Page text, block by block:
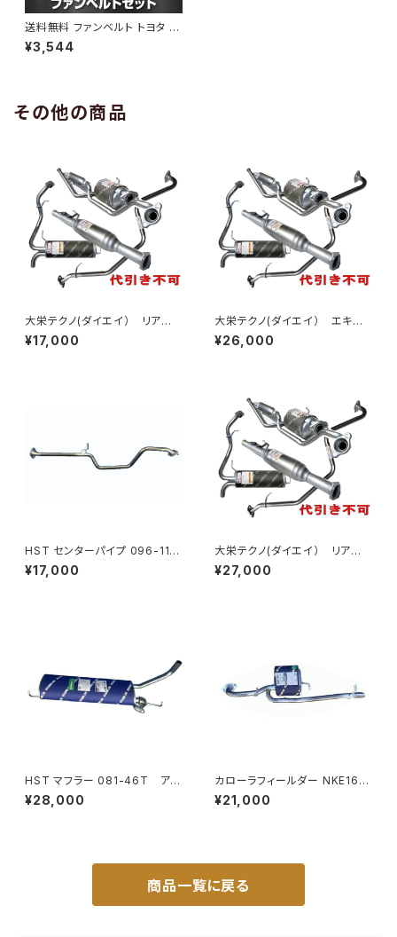
送料無料 ファンベルト トヨタ パ
ッソ 型式KGC30 H22.11～H2
6.04 （国内トップメーカー） 1本
¥3,544
その他の商品
大栄テクノ(ダイエイ） リア
マフラー MHD-7045SUS ライ
フ JB6 個人宅NG
¥17,000
大栄テクノ(ダイエイ） エキゾ
ーストパイプ MHD-7042EXP
ゼスト JE1 個人宅NG
¥26,000
HST センターパイプ 096-118
CP ジムニー JB64W スズキ パ
イプステンレス 車検対応 純正
¥17,000
大栄テクノ(ダイエイ） リア
マフラー MHD-7032SUS バモ
ス HM1/2 個人宅NG
¥27,000
HST マフラー 081-46T アク
ティバン HH6 ホンダ 本体オー
ルステンレス 車検対応 純正同
¥28,000
カローラフィールダー NKE165
G (2WD) オールステンレス マ
フラー 車検対応 純正同等品 H
¥21,000
商品一覧に戻る